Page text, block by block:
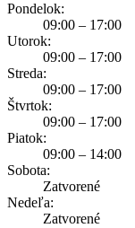
Pondelok:
09:00 – 17:00
Utorok:
09:00 – 17:00
Streda:
09:00 – 17:00
Štvrtok:
09:00 – 17:00
Piatok:
09:00 – 14:00
Sobota:
Zatvorené
Nedeľa:
Zatvorené